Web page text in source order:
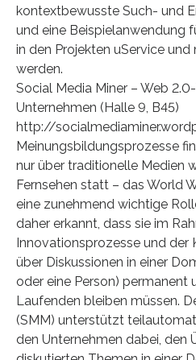
kontextbewusste Such- und
und eine Beispielanwendung
in den Projekten uService
werden.
Social Media Miner – Web
Unternehmen (Halle 9, B45)
http://
Meinungsbildungsprozesse
nur über traditionelle Medien
Fernsehen statt – das World
eine zunehmend wichtige
daher erkannt, dass sie im
Innovationsprozesse und der
über Diskussionen in einer
oder eine Person) permanent
Laufenden bleiben müssen.
(SMM) unterstützt
den Unternehmen dabei, den